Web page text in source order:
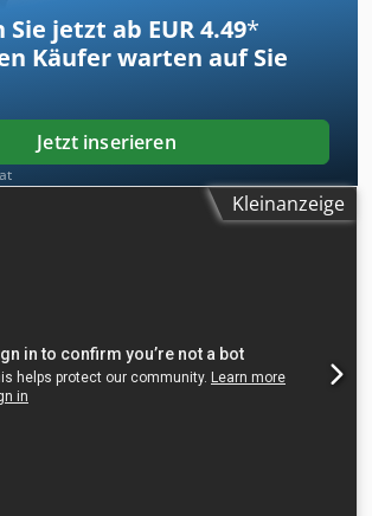
jetzt ab EUR 4.49*
Käufer warten auf Sie
Jetzt inserieren
Kleinanzeige